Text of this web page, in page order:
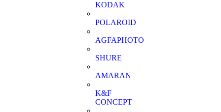
KODAK
POLAROID
AGFAPHOTO
SHURE
AMARAN
K&F
CONCEPT